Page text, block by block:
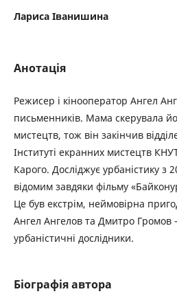
Лариса Іванишина
Анотація
Режисер і кінооператор Ангел
письменників. Мама скерувала
мистецтв, тож він закінчив
Інституті екранних мистецтв
Карого. Досліджує урбаністику з
відомим завдяки фільму
Це був екстрім, неймовірна
Ангел Ангелов та Дмитро Громов
урбаністичні дослідники.
Біографія автора